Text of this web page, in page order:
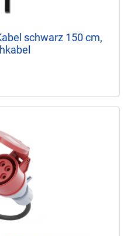
schwarz 150 cm,